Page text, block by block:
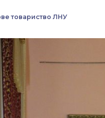
товариство ЛНУ